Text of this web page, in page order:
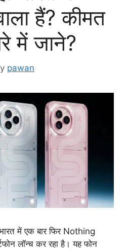
हैं? कीमत
में जाने?
pawan
में एक बार फिर Nothing
लॉन्च कर रहा है। यह फोन